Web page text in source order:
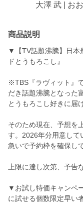
大澤 武 | お
商品説明
▼【TV話題沸騰】日本
ドとうもろこし』
※TBS『ラヴィット』
だき話題沸騰となった
とうもろこし好きに届
そのため現在、予想を
す。2026年分用意して
急いで予約枠を確保し
上限に達し次第、予告
▼お試し特価キャンペ
に試せる個数限定早い